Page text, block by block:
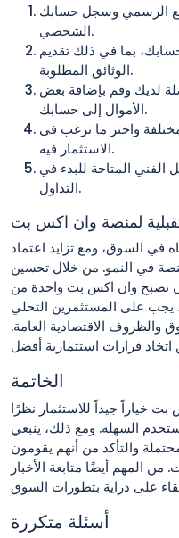
الرسمي وسجل حسابك
الشخصي.
حسابك، بما في ذلك تقديم
الوثائق المطلوبة.
لديك وقم بإضافة بعض
الأموال إلى حسابك.
واختر ما ترغب في
الاستثمار فيه.
الفني المتاحة للبدء في
التداول.
لمنصة وان اكس بت
في السوق، ومع تزايد اعتماد
في النمو. من خلال تحسين
تصبح وان اكس بت واحدة من
على المستثمرين التحلي
والظروف الاقتصادية العامة.
الخاتمة
خياراً جيداً للاستثمار نظرًا
السهلة. ومع ذلك، ينبغي
والتأكد من أنهم يقومون
المهم أيضًا متابعة الأخبار
أسئلة متكررة